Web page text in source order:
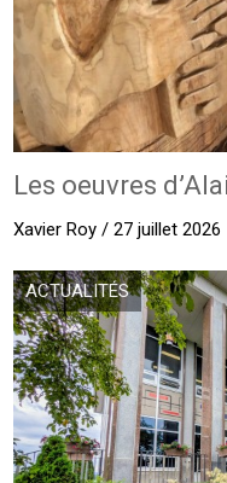
Les oeuvres
Xavier Roy / 27 juillet 2026
ACTUALITÉS